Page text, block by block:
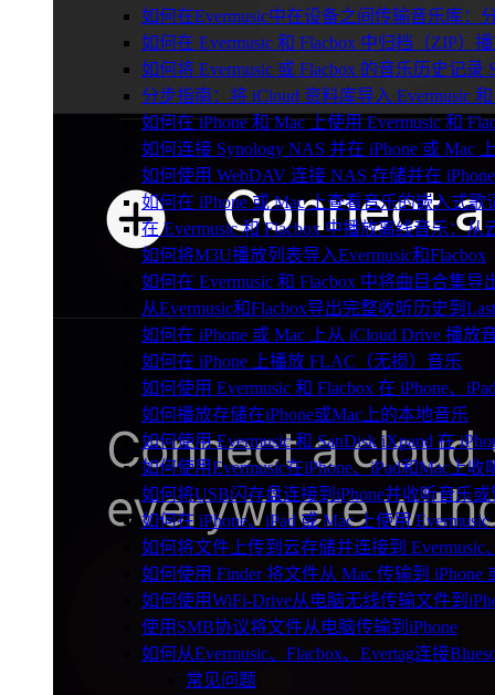
如何在Evermusic中在设备之间传输音乐库：
如何在 Evermusic 和 Flacbox 中归档（ZIP
如何将 Evermusic 或 Flacbox 的音乐历史记录
分步指南：将 iCloud 资料库导入 Evermusic 和
如何在 iPhone 和 Mac 上使用 Evermusic 和
如何连接 Synology NAS 并在 iPhone 或 Mac
如何使用 WebDAV 连接 NAS 存储并在
如何在 iPhone 或 Mac 上查看音乐的嵌入式
在 Evermusic 和 Flacbox 中播放离线音乐：
如何将M3U播放列表导入Evermusic和Flacbox
如何在 Evermusic 和 Flacbox 中将曲目合集
从Evermusic和Flacbox导出完整收听历史到
如何在 iPhone 或 Mac 上从 iCloud Drive 播放
如何在 iPhone 上播放 FLAC（无损）音乐
如何使用 Evermusic 和 Flacbox 在 iPhone、
如何播放存储在iPhone或Mac上的本地音乐
如何使用 Evermusic 和 SanDisk iXpand 在
如何使用Evermusic在iPhone、iPad和Mac上收
如何将USB闪存盘连接到iPhone并收听音乐
如何在 iPhone、iPad 或 Mac 上使用
如何将文件上传到云存储并连接到 Evermusic
如何使用 Finder 将文件从 Mac 传输到 iPhone
如何使用WiFi-Drive从电脑无线传输文件到
使用SMB协议将文件从电脑传输到iPhone
如何从Evermusic、Flacbox、Evertag连接
常见问题